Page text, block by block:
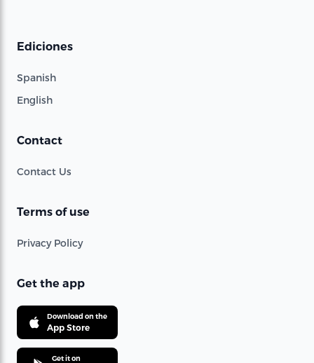
Ediciones
Spanish
English
Contact
Contact Us
Terms of use
Privacy Policy
Get the app
Download on the
App Store
Get it on